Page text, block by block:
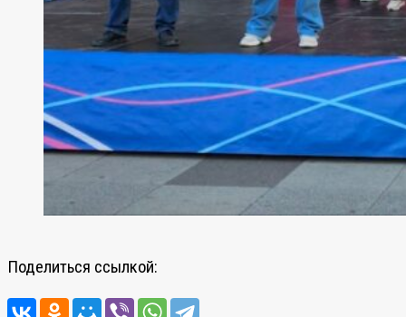
Поделиться ссылкой: